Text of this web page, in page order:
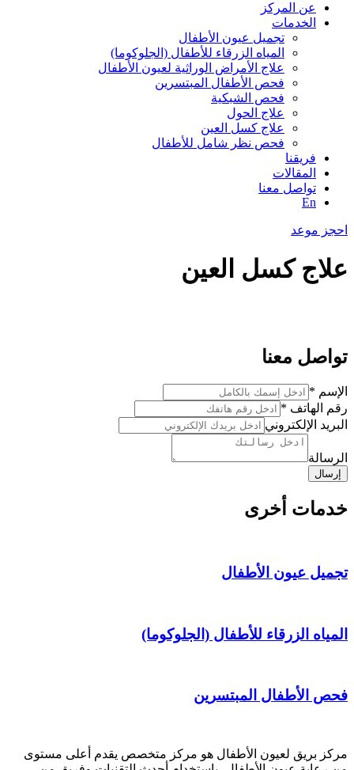
عن المركز
الخدمات
تجميل عيون الأطفال
المياه الزرقاء للأطفال (الجلوكوما)
⁠علاج الأمراض الوراثية لعيون الأطفال
فحص الأطفال المبتسرين
فحص الشبكية
علاج الحول
علاج كسل العين
فحص نظر شامل للأطفال
فريقنا
المقالات
تواصل معنا
En
احجز موعد
علاج كسل العين
تواصل معنا
الإسم *
رقم الهاتف *
الإسم
رقم
البريد الإلكتروني
الرسالة
إرسال
خدمات أخرى
تجميل عيون الأطفال
المياه الزرقاء للأطفال (الجلوكوما)
فحص الأطفال المبتسرين
مركز بريق لعيون الأطفال هو مركز متخصص يقدم أعلى مستوى